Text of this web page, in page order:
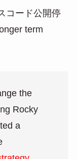
コード公開停
term
the
Rocky
a